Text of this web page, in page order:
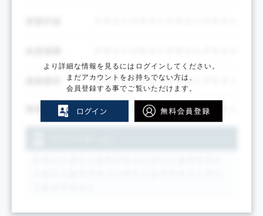
より詳細な情報を見るにはログインしてください。
まだアカウントをお持ちでない方は、
会員登録する事でご覧いただけます。